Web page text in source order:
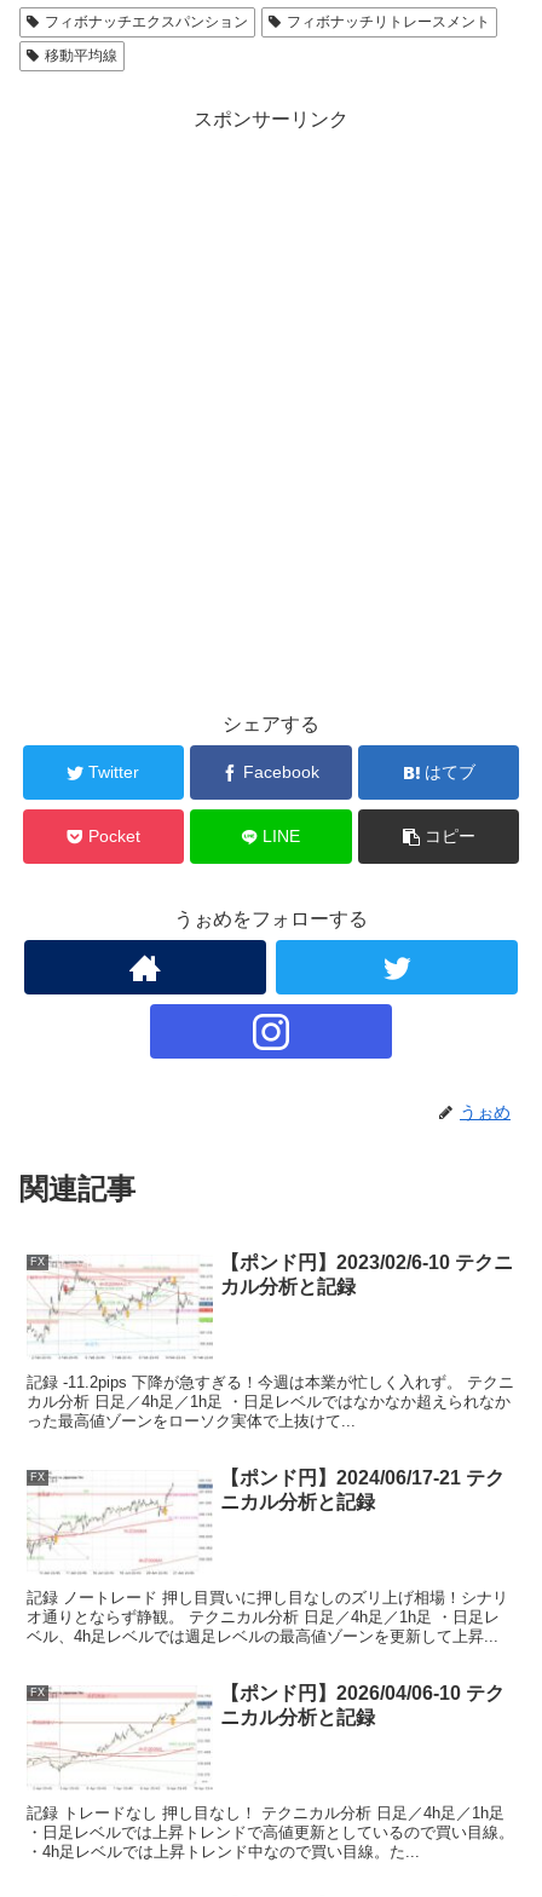
フィボナッチエクスパンション
フィボナッチリトレースメント
移動平均線
スポンサーリンク
シェアする
Twitter Facebook はてブ
Pocket LINE コピー
うぉめをフォローする
うぉめ
関連記事
FX
【ポンド円】2023/02/6-10 テクニ
カル分析と記録
記録 -11.2pips 下降が急すぎる！今週は本業が忙しく入れず。 テクニ
カル分析 日足／4h足／1h足 ・日足レベルではなかなか超えられなか
った最高値ゾーンをローソク実体で上抜けて...
FX
【ポンド円】2024/06/17-21 テク
ニカル分析と記録
記録 ノートレード 押し目買いに押し目なしのズリ上げ相場！シナリ
オ通りとならず静観。 テクニカル分析 日足／4h足／1h足 ・日足レ
ベル、4h足レベルでは週足レベルの最高値ゾーンを更新して上昇...
FX
【ポンド円】2026/04/06-10 テク
ニカル分析と記録
記録 トレードなし 押し目なし！ テクニカル分析 日足／4h足／1h足
・日足レベルでは上昇トレンドで高値更新としているので買い目線。
・4h足レベルでは上昇トレンド中なので買い目線。た...